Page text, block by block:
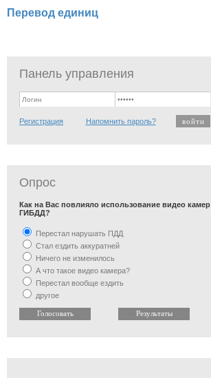
Перевод единиц
Панель управления
Регистрация Напомнить пароль?
Опрос
Как на Вас повлияло использование видео камер
ГИБДД?
Перестал нарушать ПДД
Стал ездить аккуратней
Ничего не изменилось
А что такое видео камера?
Перестал вообще ездить
другое